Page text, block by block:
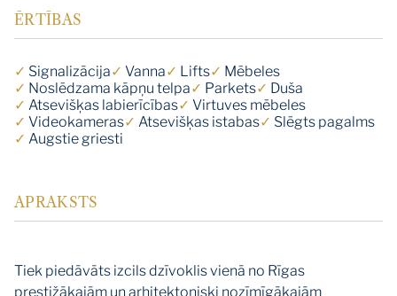
ĒRTĪBAS
✓ Signalizācija✓ Vanna✓ Lifts✓ Mēbeles
✓ Noslēdzama kāpņu telpa✓ Parkets✓ Duša
✓ Atsevišķas labierīcības✓ Virtuves mēbeles
✓ Videokameras✓ Atsevišķas istabas✓ Slēgts pagalms
✓ Augstie griesti
APRAKSTS
Tiek piedāvāts izcils dzīvoklis vienā no Rīgas
prestižākajām un arhitektoniski nozīmīgākajām